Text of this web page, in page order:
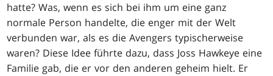
hatte? Was, wenn es sich bei ihm um eine ganz
normale Person handelte, die enger mit der Welt
verbunden war, als es die Avengers typischerweise
waren? Diese Idee führte dazu, dass Joss Hawkeye eine
Familie gab, die er vor den anderen geheim hielt. Er